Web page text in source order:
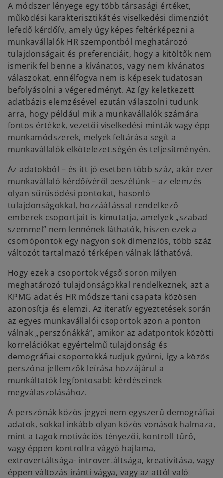
A módszer lényege egy több társasági értéket,
működési karakterisztikát és viselkedési dimenziót
lefedő kérdőív, amely úgy képes feltérképezni a
munkavállalók HR szempontból meghatározó
tulajdonságait és preferenciáit, hogy a kitöltők nem
ismerik fel benne a kívánatos, vagy nem kívánatos
válaszokat, ennélfogva nem is képesek tudatosan
befolyásolni a végeredményt. Az így keletkezett
adatbázis elemzésével ezután válaszolni tudunk
arra, hogy például mik a munkavállalók számára
fontos értékek, vezetői viselkedési minták vagy épp
munkamódszerek, melyek feltárása segít a
munkavállalók elkötelezettségén és teljesítményén.
Az adatokból – és itt jó esetben több száz, akár ezer
munkavállaló kérdőívéről beszélünk – az elemzés
olyan sűrűsödési pontokat, hasonló
tulajdonságokkal, hozzáállással rendelkező
emberek csoportjait is kimutatja, amelyek „szabad
szemmel” nem lennének láthatók, hiszen ezek a
csomópontok egy nagyon sok dimenziós, több száz
változót tartalmazó térképen válnak láthatóvá.
Hogy ezek a csoportok végső soron milyen
meghatározó tulajdonságokkal rendelkeznek, azt a
KPMG adat és HR módszertani csapata közösen
azonosítja és elemzi. Az iteratív egyeztetések során
az egyes munkavállalói csoportok azon a ponton
válnak „perszónákká”, amikor az adatpontok közötti
korrelációkat egyértelmű tulajdonság és
demográfiai csoportokká tudjuk gyúrni, így a közös
perszóna jellemzők leírása hozzájárul a
munkáltatók legfontosabb kérdéseinek
megválaszolásához.
A perszónák közös jegyei nem egyszerű demográfiai
adatok, sokkal inkább olyan közös vonások halmaza,
mint a tagok motivációs tényezői, kontroll tűrő,
vagy éppen kontrollra vágyó hajlama,
extrovertáltsága- introvertáltsága, kreativitása, vagy
éppen változás iránti vágya, vagy az attól való